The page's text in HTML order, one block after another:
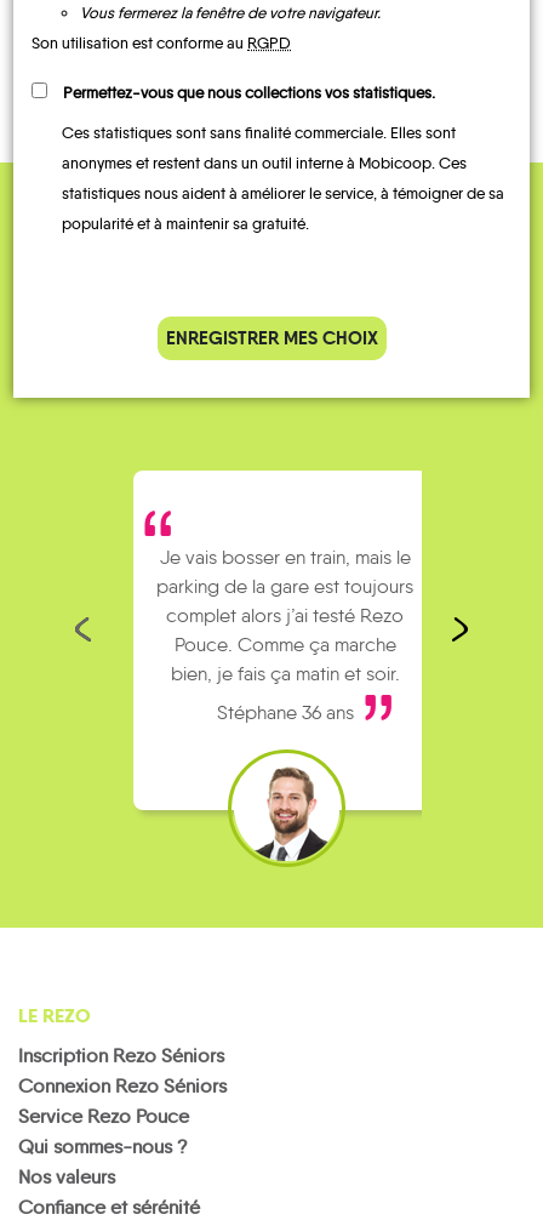
Pelleautier
La
SaulceSigoyerTallardVitrolles
CONTACTEZ-NOUS !
QUELQUES
Témoignages
Je vais bosser en train, mais le
parking de la gare est toujours
complet alors j’ai testé Rezo
Pouce. Comme ça marche
bien, je fais ça matin et soir.
Stéphane 36 ans
LE REZO
Inscription Rezo Séniors
Connexion Rezo Séniors
Service Rezo Pouce
Qui sommes-nous ?
Nos valeurs
Confiance et sérénité
Vous fermerez la fenêtre de votre navigateur.
Son utilisation est conforme au RGPD
Permettez-vous que nous collections vos statistiques.
Ces statistiques sont sans finalité commerciale. Elles sont
anonymes et restent dans un outil interne à Mobicoop. Ces
statistiques nous aident à améliorer le service, à témoigner de sa
popularité et à maintenir sa gratuité.
ENREGISTRER MES CHOIX